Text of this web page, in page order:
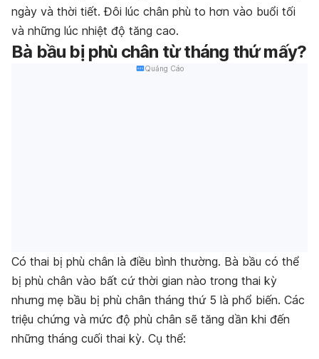
ngày và thời tiết. Đôi lúc chân phù to hơn vào buổi tối
và những lúc nhiệt độ tăng cao.
Bà bầu bị phù chân từ tháng thứ mấy?
Quảng Cáo
Có thai bị phù chân là điều bình thường. Bà bầu có thể
bị phù chân vào bất cứ thời gian nào trong thai kỳ
nhưng mẹ bầu bị phù chân tháng thứ 5 là phổ biến. Các
triệu chứng và mức độ phù chân sẽ tăng dần khi đến
những tháng cuối thai kỳ. Cụ thể: